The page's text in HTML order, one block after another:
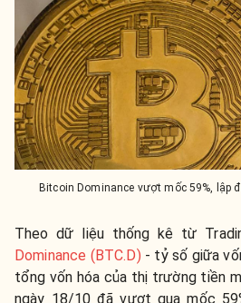
Bitcoin Dominance vượt mốc 59%, lập
Theo dữ liệu thống kê từ
Dominance (BTC.D) - tỷ số giữa
tổng vốn hóa của thị trường tiền
ngày 18/10 đã vượt qua mốc